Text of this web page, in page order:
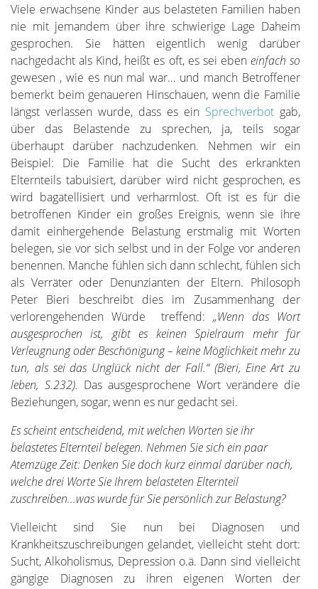
Viele erwachsene Kinder aus belasteten Familien haben
nie mit jemandem über ihre schwierige Lage Daheim
gesprochen. Sie hätten eigentlich wenig darüber
nachgedacht als Kind, heißt es oft, es sei ebeneinfach so
gewesen , wie es nun mal war… und manch Betroffener
bemerkt beim genaueren Hinschauen, wenn die Familie
längst verlassen wurde, dass es ein Sprechverbot gab,
über das Belastende zu sprechen, ja, teils sogar
überhaupt darüber nachzudenken. Nehmen wir ein
Beispiel: Die Familie hat die Sucht des erkrankten
Elternteils tabuisiert, darüber wird nicht gesprochen, es
wird bagatellisiert und verharmlost. Oft ist es für die
betroffenen Kinder ein großes Ereignis, wenn sie ihre
damit einhergehende Belastung erstmalig mit Worten
belegen, sie vor sich selbst und in der Folge vor anderen
benennen. Manche fühlen sich dann schlecht, fühlen sich
als Verräter oder Denunzianten der Eltern. Philosoph
Peter Bieri beschreibt dies im Zusammenhang der
verlorengehenden Würde treffend: „Wenn das Wort
ausgesprochen ist, gibt es keinen Spielraum mehr für
Verleugnung oder Beschönigung – keine Möglichkeit mehr zu
tun, als sei das Unglück nicht der Fall.“ (Bieri, Eine Art zu
leben, S.232). Das ausgesprochene Wort verändere die
Beziehungen, sogar, wenn es nur gedacht sei.
Es scheint entscheidend, mit welchen Worten sie ihr
belastetes Elternteil belegen. Nehmen Sie sich ein paar
Atemzüge Zeit: Denken Sie doch kurz einmal darüber nach,
welche drei Worte Sie Ihrem belasteten Elternteil
zuschreiben…was wurde für Sie persönlich zur Belastung?
Vielleicht sind Sie nun bei Diagnosen und
Krankheitszuschreibungen gelandet, vielleicht steht dort:
Sucht, Alkoholismus, Depression o.ä. Dann sind vielleicht
gängige Diagnosen zu ihren eigenen Worten der